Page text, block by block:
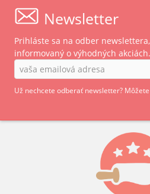
Newsletter
Prihláste sa na odber
informovaný o výhodných akciách.
Už nechcete odberať newsletter?